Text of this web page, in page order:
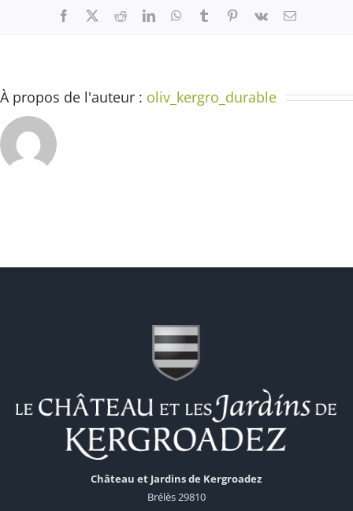
Facebook
X RedditLinkedInWhatsApp
TumblrPinterest
Vk Email
À propos de l'auteur : oliv_kergro_durable
Château et Jardins de Kergroadez
Brélès 29810